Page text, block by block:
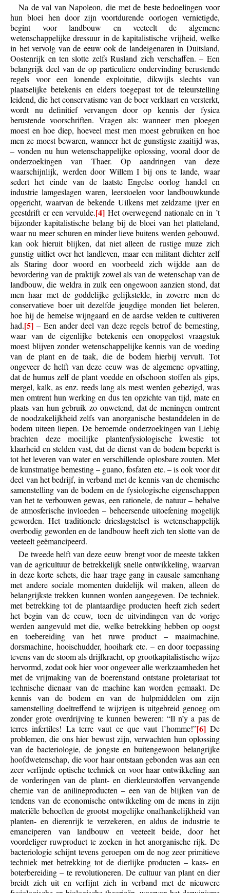
Na de val van Napoleon, die met de beste bedoelingen voor
hun bloei hen door zijn voortdurende oorlogen vernietigde,
begint voor landbouw en veeteelt de algemene
wetenschappelijke dressuur in de kapitalistische vrijheid, welke
in het vervolg van de eeuw ook de landeigenaren in Duitsland,
Oostenrijk en ten slotte zelfs Rusland zich verschaffen. – Een
belangrijk deel van de op particuliere ondervinding berustende
regels voor een lonende exploitatie, dikwijls slechts van
plaatselijke betekenis en elders toegepast tot de teleurstelling
leidend, die het conservatisme van de boer verklaart en versterkt,
wordt nu definitief vervangen door op kennis der fysica
berustende voorschriften. Vragen als: wanneer men ploegen
moest en hoe diep, hoeveel mest men moest gebruiken en hoe
men ze moest bewaren, wanneer het de gunstigste zaaitijd was,
– vonden nu hun wetenschappelijke oplossing, vooral door de
onderzoekingen van Thaer. Op aandringen van deze
waarschijnlijk, werden door Willem I bij ons te lande, waar
sedert het einde van de laatste Engelse oorlog handel en
industrie lamgeslagen waren, leerstoelen voor landbouwkunde
opgericht, waarvan de bekende Uilkens met zeldzame ijver en
geestdrift er een vervulde.[4] Het overwegend nationale en in ’t
bijzonder kapitalistische belang bij de bloei van het platteland,
waar nu meer schuren en minder lieve buitens werden gebouwd,
kan ook hieruit blijken, dat niet alleen de rustige muze zich
gunstig uitliet over het landleven, maar een militant dichter zelf
als Staring door woord en voorbeeld zich wijdde aan de
bevordering van de praktijk zowel als van de wetenschap van de
landbouw, die weldra in zulk een ongewoon aanzien stond, dat
men haar met de goddelijke gelijkstelde, in zoverre men de
conservatieve boer uit dezelfde jeugdige monden liet beleren,
hoe hij de hemelse wijngaard en de aardse velden te cultiveren
had.[5] – Een ander deel van deze regels betrof de bemesting,
waar van de eigenlijke betekenis een onopgelost vraagstuk
moest blijven zonder wetenschappelijke kennis van de voeding
van de plant en de taak, die de bodem hierbij vervult. Tot
ongeveer de helft van deze eeuw was de algemene opvatting,
dat de humus zelf de plant voedde en ofschoon stoffen als gips,
mergel, kalk, as enz. reeds lang als mest werden gebezigd, was
men omtrent hun werking en dus ten opzichte van tijd, mate en
plaats van hun gebruik zo onwetend, dat de meningen omtrent
de noodzakelijkheid zelfs van anorganische bestanddelen in de
bodem uiteen liepen. De beroemde onderzoekingen van Liebig
brachten deze moeilijke plantenfysiologische kwestie tot
klaarheid en stelden vast, dat de dienst van de bodem beperkt is
tot het leveren van water en verschillende oplosbare zouten. Met
de kunstmatige bemesting – guano, fosfaten etc. – is ook voor dit
deel van het bedrijf, in verband met de kennis van de chemische
samenstelling van de bodem en de fysiologische eigenschappen
van het te verbouwen gewas, een rationele, de natuur – behalve
de atmosferische invloeden – beheersende uitoefening mogelijk
geworden. Het traditionele drieslagstelsel is wetenschappelijk
overbodig geworden en de landbouw heeft zich ten slotte van de
veeteelt geëmancipeerd.
De tweede helft van deze eeuw brengt voor de meeste takken
van de agricultuur de betrekkelijk snelle ontwikkeling, waarvan
in deze korte schets, die haar trage gang in causale samenhang
met andere sociale momenten duidelijk wil maken, alleen de
belangrijkste trekken kunnen worden aangegeven. De techniek,
met betrekking tot de plantaardige producten heeft zich sedert
het begin van de eeuw, toen de uitvindingen van de vorige
werden aangevuld met die, welke betrekking hebben op oogst
en toebereiding van het ruwe product – maaimachine,
dorsmachine, hooischudder, hooihark etc. – en door toepassing
tevens van de stoom als drijfkracht, op grootkapitalistische wijze
hervormd, zodat ook hier voor ongeveer alle werkzaamheden het
met de vrijmaking van de boerenstand ontstane proletariaat tot
technische dienaar van de machine kan worden gemaakt. De
kennis van de bodem en van de hulpmiddelen om zijn
samenstelling doeltreffend te wijzigen is uitgebreid genoeg om
zonder grote overdrijving te kunnen beweren: “Il n’y a pas de
terres infertiles! La terre vaut ce que vaut l’homme!”[6]De
problemen, die ons hier bewust zijn, verwachten hun oplossing
van de bacteriologie, de jongste en buitengewoon belangrijke
hoofdwetenschap, die voor haar ontstaan gebonden was aan een
zeer verfijnde optische techniek en voor haar ontwikkeling aan
de vorderingen van de plant- en dierkleurstoffen vervangende
chemie van de anilineproducten – een van de blijken van de
tendens van de economische ontwikkeling om de mens in zijn
materiële behoeften de grootst mogelijke onafhankelijkheid van
planten- en dierenrijk te verzekeren, en aldus de industrie te
emanciperen van landbouw en veeteelt beide, door het
voordeliger ruwproduct te zoeken in het anorganische rijk. De
bacteriologie schijnt tevens geroepen om de nog zeer primitieve
techniek met betrekking tot de dierlijke producten – kaas- en
boterbereiding – te revolutioneren. De cultuur van plant en dier
breidt zich uit en verfijnt zich in verband met de nieuwere